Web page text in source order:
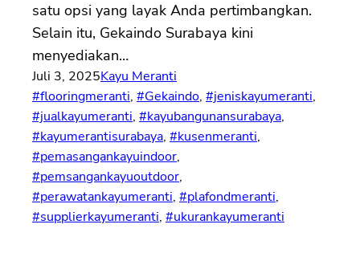
satu opsi yang layak Anda pertimbangkan.
Selain itu, Gekaindo Surabaya kini
menyediakan…
Juli 3, 2025Kayu Meranti
#flooringmeranti, #Gekaindo, #jeniskayumeranti
#jualkayumeranti, #kayubangunansurabaya
#kayumerantisurabaya, #kusenmeranti
#pemasangankayuindoor
#pemsangankayuoutdoor
#perawatankayumeranti, #plafondmeranti
#supplierkayumeranti, #ukurankayumeranti